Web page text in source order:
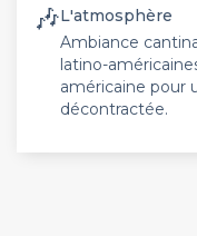
🎶L'atmosphère
Ambiance
latino-
américaine pour
décontractée.